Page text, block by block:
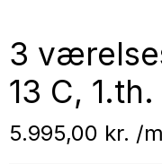
3
13 C, 1.th.
5.995,00 kr.